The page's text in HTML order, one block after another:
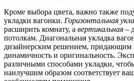
Кроме выбора цвета, важно также
укладки вагонки. Горизонтальная
расширить комнату, а вертикальная –
потолкам. Диагональная укладка
дизайнерским решением, придающим
динамичность и оригинальность.
различными способами укладки,
наилучшим образом соответствует